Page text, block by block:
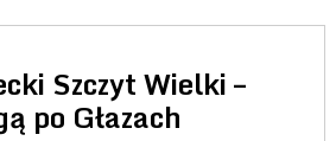
Szczyt Wielki –
po Głazach